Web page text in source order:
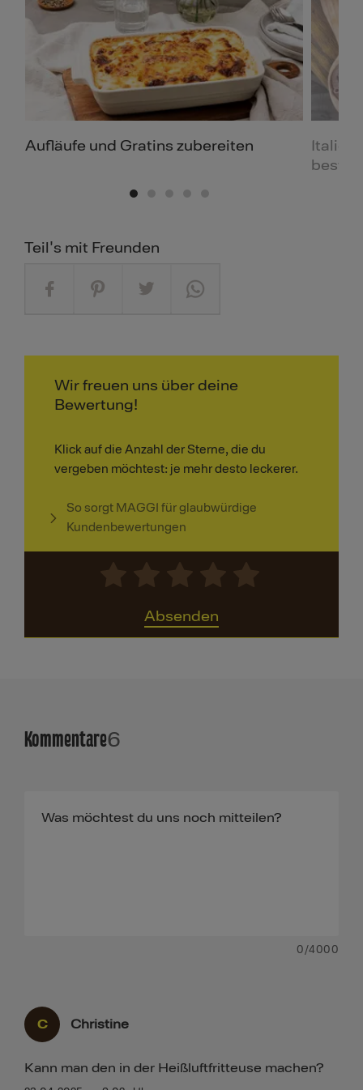
Aufläufe und Gratins zubereiten
Teil's mit Freunden
Wir freuen uns über deine
Bewertung!
Klick auf die Anzahl der Sterne, die du
vergeben möchtest: je mehr desto leckerer.
So sorgt MAGGI für glaubwürdige
Kundenbewertungen
Absenden
Kommentare6
0 /4000
C Christine
Kann man den in der Heißluftfritteuse machen?